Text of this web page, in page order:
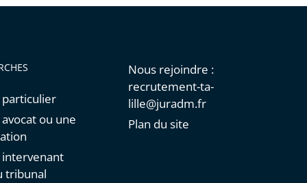
particulier
avocat ou une
intervenant
tribunal
Nous rejoindre :
recrutement-ta-
lille@juradm.fr
Plan du site